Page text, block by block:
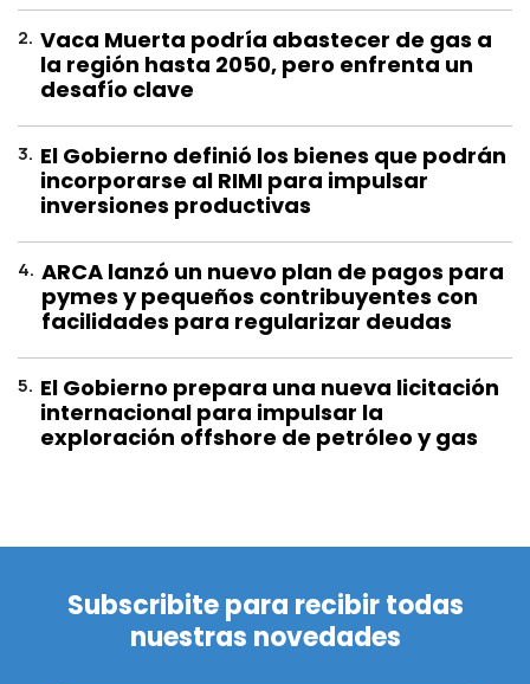
2. Vaca Muerta podría abastecer de gas a
la región hasta 2050, pero enfrenta un
desafío clave
3. El Gobierno definió los bienes que podrán
incorporarse al RIMI para impulsar
inversiones productivas
4. ARCA lanzó un nuevo plan de pagos para
pymes y pequeños contribuyentes con
facilidades para regularizar deudas
5. El Gobierno prepara una nueva licitación
internacional para impulsar la
exploración offshore de petróleo y gas
Subscribite para recibir todas
nuestras novedades